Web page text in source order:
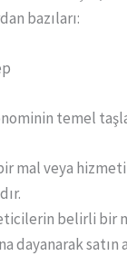
bazıları:
temel
mal veya
belirli bir
dayanarak satın